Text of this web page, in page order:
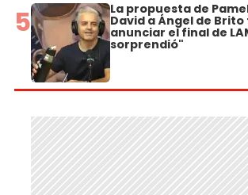
5 La propuesta de
David a Ángel de
anunciar el final de
sorprendió"